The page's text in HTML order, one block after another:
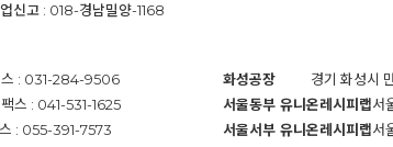
신고 : 018-경남밀양-1168
스 : 031-284-9506
스 : 041-531-1625
: 055-391-7573
화성공장
경기 화성시
서울동부 유니온레시피랩서
서울서부 유니온레시피랩서